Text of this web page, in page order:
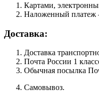
Картами,
Наложенный платеж
Доставка:
Доставка
Почта России 1
Обычная посылка
Самовывоз.